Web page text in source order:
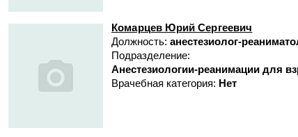
кровообращения
Ультразвуковой диагностики
Физиотерапевтическое
Функциональной диагностики
Комарцев Юрий Сергеевич
Должность: анестезиолог-
Подразделение:
Анестезиологии-реанимации для
Врачебная категория: Нет